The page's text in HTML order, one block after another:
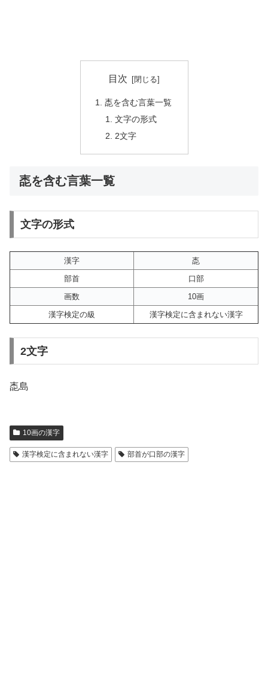
目次
唜を含む言葉一覧
文字の形式
2文字
唜を含む言葉一覧
文字の形式
漢字
唜
部首
口部
画数
10画
漢字検定の級
漢字検定に含まれない漢字
2文字
唜島
10画の漢字
漢字検定に含まれない漢字 部首が口部の漢字